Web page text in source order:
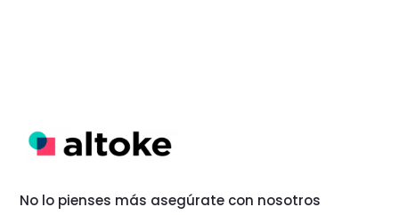
No lo pienses más asegúrate con nosotros